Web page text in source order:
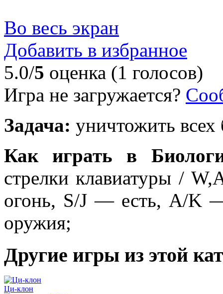
Во весь экран
Добавить в избранное
5.0/5 оценка (1 голосов)
Игра не загружается?
Задача: уничтожить всех
Как играть в
стрелки клавиатуры /
огонь, S/J — есть, A/K —
оружия;
Другие игры из этой
Ци-клон